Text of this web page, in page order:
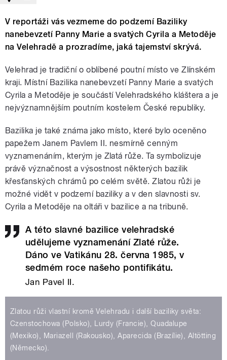
V reportáži vás vezmeme do podzemí Baziliky
nanebevzetí Panny Marie a svatých Cyrila a Metoděje
na Velehradě a prozradíme, jaká tajemství skrývá.
Velehrad je tradiční o oblíbené poutní místo ve Zlínském
kraji. Místní Bazilika nanebevzetí Panny Marie a svatých
Cyrila a Metoděje je součástí Velehradského kláštera a je
nejvýznamnějším poutním kostelem České republiky.
Bazilika je také známa jako místo, které bylo oceněno
papežem Janem Pavlem II. nesmírně cenným
vyznamenáním, kterým je Zlatá růže. Ta symbolizuje
právě význačnost a výsostnost některých bazilik
křesťanských chrámů po celém světě. Zlatou růži je
možné vidět v podzemí baziliky a v den slavnosti sv.
Cyrila a Metoděje na oltáři v bazilice a na tribuně.
A této slavné bazilice velehradské
udělujeme vyznamenání Zlaté růže.
Dáno ve Vatikánu 28. června 1985, v
sedmém roce našeho pontifikátu.
Jan Pavel II.
Zlatou růži vlastní kromě Velehradu i další baziliky světa:
Czenstochowa (Polsko), Lurdy (Francie), Quadalupe
(Mexiko), Mariazell (Rakousko), Aparecida (Brazílie), Altötting
(Německo).